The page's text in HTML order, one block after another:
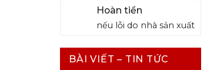
Hoàn tiền
nếu lỗi do nhà sản xuất
BÀI VIẾT – TIN TỨC